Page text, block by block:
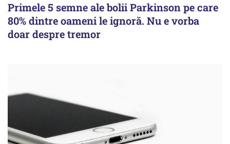
Primele 5 semne ale bolii Parkinson pe care
80% dintre oameni le ignoră. Nu e vorba
doar despre tremor